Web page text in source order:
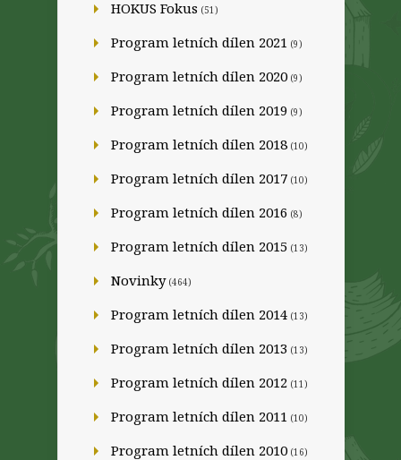
HOKUS Fokus (51)
Program letních dílen 2021 (9)
Program letních dílen 2020 (9)
Program letních dílen 2019 (9)
Program letních dílen 2018 (10)
Program letních dílen 2017 (10)
Program letních dílen 2016 (8)
Program letních dílen 2015 (13)
Novinky(464)
Program letních dílen 2014 (13)
Program letních dílen 2013 (13)
Program letních dílen 2012 (11)
Program letních dílen 2011 (10)
Program letních dílen 2010 (16)